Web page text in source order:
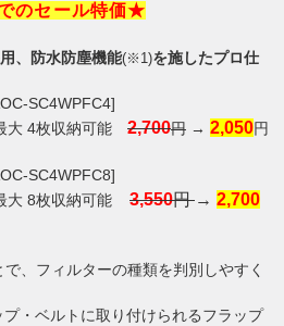
のセール特価★
、防水防塵機能(※1)を施したプロ仕
SC4WPFC4]
大 4枚収納可能 2,700円 → 2,050円
SC4WPFC8]
8枚収納可能
3,550円→ 2,700
、フィルターの種類を判別しやすく
・ベルトに取り付けられるフラップ